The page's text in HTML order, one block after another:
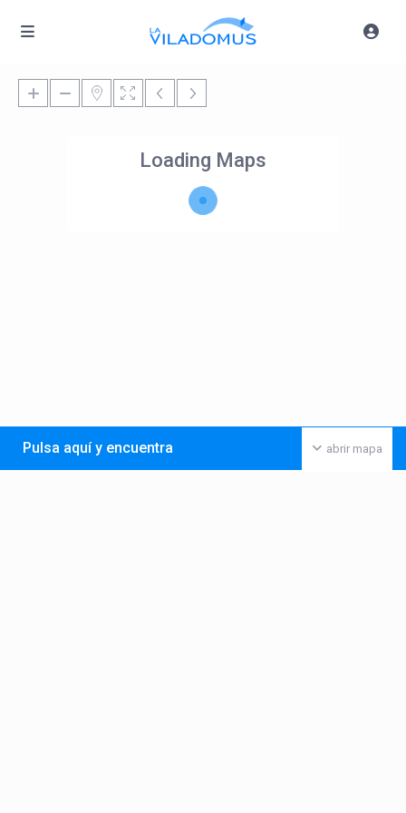
Loading Maps
abrir mapa
Pulsa aquí y encuentra